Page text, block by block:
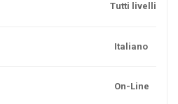
Tutti livelli
Italiano
On-Line